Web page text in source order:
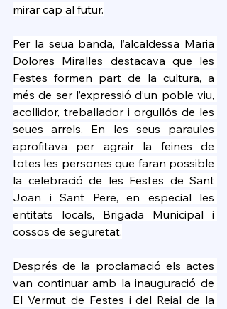
mirar cap al futur.
Per la seua banda, l’alcaldessa Maria
Dolores Miralles destacava que les
Festes formen part de la cultura, a
més de ser l’expressió d’un poble viu,
acollidor, treballador i orgullós de les
seues arrels. En les seus paraules
aprofitava per agrair la feines de
totes les persones que faran possible
la celebració de les Festes de Sant
Joan i Sant Pere, en especial les
entitats locals, Brigada Municipal i
cossos de seguretat.
Després de la proclamació els actes
van continuar amb la inauguració de
El Vermut de Festes i del Reial de la